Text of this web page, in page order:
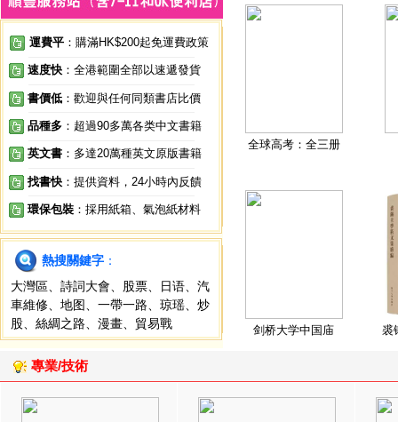
運費平 ：購滿HK$200起免運費政策
速度快 ：全港範圍全部以速遞發貨
書價低 ：歡迎與任何同類書店比價
品種多 ：超過90多萬各类中文書籍
英文書 ：多達20萬種英文原版書籍
找書快 ：提供資料，24小時內反饋
環保包裝 ：採用紙箱、氣泡紙材料
熱搜關鍵字 ：
大灣區
詩詞大會 股票 日语
汽
車維修
地图 一帶一路 琼瑶
炒
股
絲綢之路 漫畫 貿易戰
全球高考：全三册
剑桥大学中国庙 裘
專業/技術